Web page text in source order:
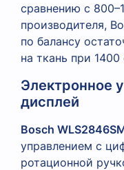
сравнению с
производителя,
по балансу
на ткань при
Электронное
дисплей
Bosch
управлением с
ротационной